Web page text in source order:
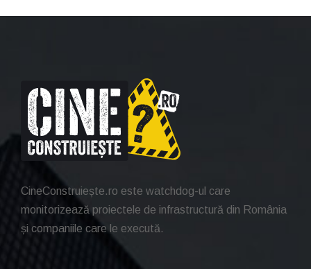
CineConstruiește.ro este watchdog-ul care
monitorizează proiectele de infrastructură din România
și companiile care le execută.